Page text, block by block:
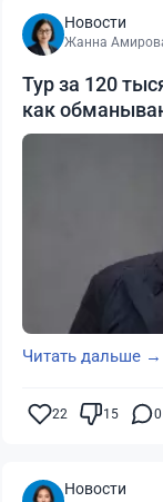
Новости
Жанна
Тур за 120
как
Читать дальше →
22 15 0
Новости